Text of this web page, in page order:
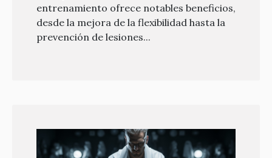
entrenamiento ofrece notables beneficios,
desde la mejora de la flexibilidad hasta la
prevención de lesiones...